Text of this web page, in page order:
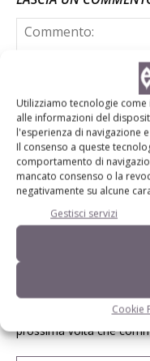
Utilizziamo tecnologie
alle informazioni del
l'esperienza di navigazione
Il consenso a queste
comportamento di
mancato consenso o la
negativamente su alcune
Gestisci servizi
Cookie
Salva il mio nome,
prossima volta che